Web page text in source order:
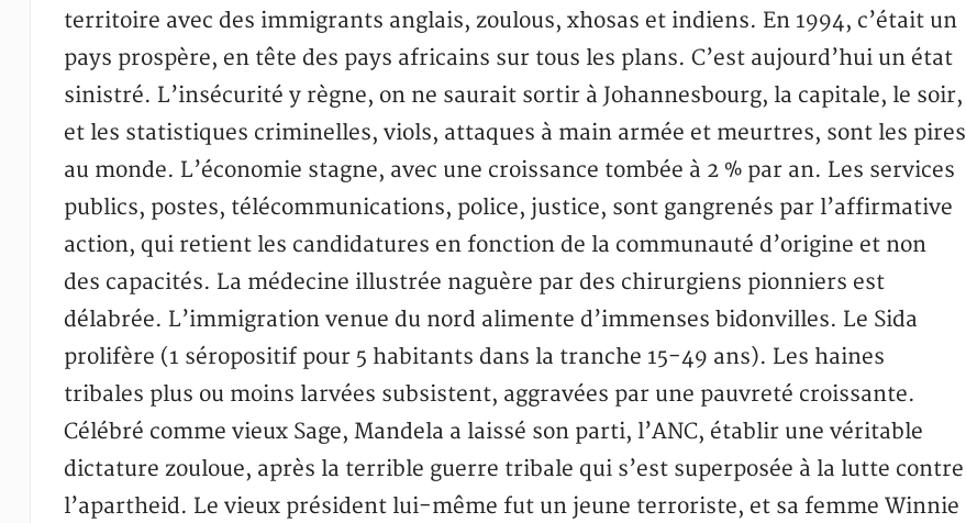
territoire avec des immigrants anglais, zoulous, xhosas et indiens. En 1994, c’était un
pays prospère, en tête des pays africains sur tous les plans. C’est aujourd’hui un état
sinistré. L’insécurité y règne, on ne saurait sortir à Johannesbourg, la capitale, le soir,
et les statistiques criminelles, viols, attaques à main armée et meurtres, sont les pires
au monde. L’économie stagne, avec une croissance tombée à 2 % par an. Les services
publics, postes, télécommunications, police, justice, sont gangrenés par l’affirmative
action, qui retient les candidatures en fonction de la communauté d’origine et non
des capacités. La médecine illustrée naguère par des chirurgiens pionniers est
délabrée. L’immigration venue du nord alimente d’immenses bidonvilles. Le Sida
prolifère (1 séropositif pour 5 habitants dans la tranche 15-49 ans). Les haines
tribales plus ou moins larvées subsistent, aggravées par une pauvreté croissante.
Célébré comme vieux Sage, Mandela a laissé son parti, l’ANC, établir une véritable
dictature zouloue, après la terrible guerre tribale qui s’est superposée à la lutte contre
l’apartheid. Le vieux président lui-même fut un jeune terroriste, et sa femme Winnie